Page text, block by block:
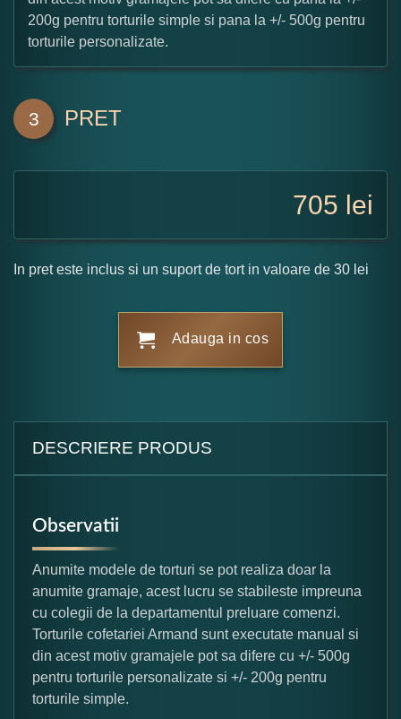
200g pentru torturile simple si pana la +/- 500g pentru
torturile personalizate.
3 PRET
705 lei
In pret este inclus si un suport de tort in valoare de 30 lei
Adauga in cos
DESCRIERE PRODUS
Observatii
Anumite modele de torturi se pot realiza doar la
anumite gramaje, acest lucru se stabileste impreuna
cu colegii de la departamentul preluare comenzi.
Torturile cofetariei Armand sunt executate manual si
din acest motiv gramajele pot sa difere cu +/- 500g
pentru torturile personalizate si +/- 200g pentru
torturile simple.